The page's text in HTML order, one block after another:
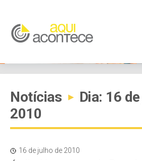
Notícias ▸
Dia: 16
2010
16 de julho de 2010